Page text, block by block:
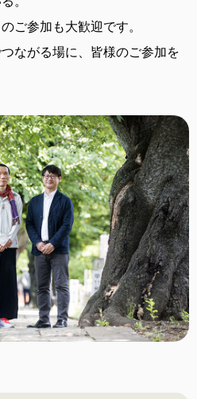
ご参加も大歓迎です。
ながる場に、 皆様のご参加を